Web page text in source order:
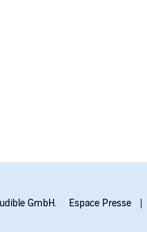
GmbH. Espace Presse